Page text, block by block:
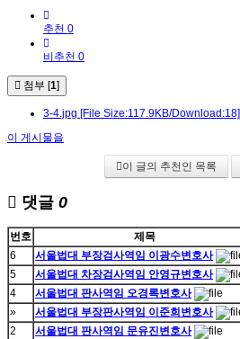
추천 0
비추천 0
첨부 [1]
3-4.jpg [File Size:117.9KB/Download:18]
이 게시물을
이 글의 추천인 목록
댓글 0
번호 제목
6
서울법대 부장검사역임 이광수변호사
5
서울법대 차장검사역임 안영규변호사
4
서울법대 판사역임 오경록변호사
»
서울법대 부장판사역임 이준희변호사
2
서울법대 판사역임 문유진변호사